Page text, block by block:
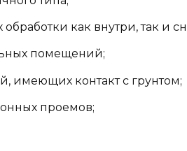
как внутри, так и
помещений;
имеющих контакт с грунтом;
проемов;